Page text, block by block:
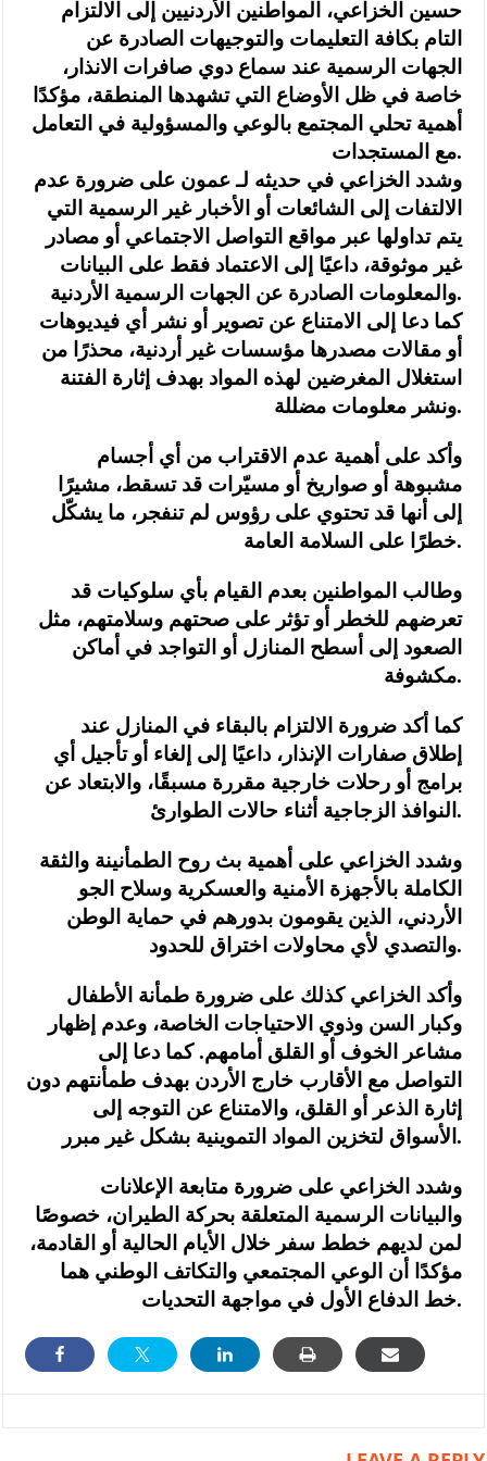
حسين الخزاعي، المواطنين الأردنيين إلى الالتزام
التام بكافة التعليمات والتوجيهات الصادرة عن
الجهات الرسمية عند سماع دوي صافرات الانذار،
خاصة في ظل الأوضاع التي تشهدها المنطقة، مؤكدًا
أهمية تحلي المجتمع بالوعي والمسؤولية في التعامل
مع المستجدات.
وشدد الخزاعي في حديثه لـ عمون على ضرورة عدم
الالتفات إلى الشائعات أو الأخبار غير الرسمية التي
يتم تداولها عبر مواقع التواصل الاجتماعي أو مصادر
غير موثوقة، داعيًا إلى الاعتماد فقط على البيانات
والمعلومات الصادرة عن الجهات الرسمية الأردنية.
كما دعا إلى الامتناع عن تصوير أو نشر أي فيديوهات
أو مقالات مصدرها مؤسسات غير أردنية، محذرًا من
استغلال المغرضين لهذه المواد بهدف إثارة الفتنة
ونشر معلومات مضللة.
وأكد على أهمية عدم الاقتراب من أي أجسام
مشبوهة أو صواريخ أو مسيّرات قد تسقط، مشيرًا
إلى أنها قد تحتوي على رؤوس لم تنفجر، ما يشكّل
خطرًا على السلامة العامة.
وطالب المواطنين بعدم القيام بأي سلوكيات قد
تعرضهم للخطر أو تؤثر على صحتهم وسلامتهم، مثل
الصعود إلى أسطح المنازل أو التواجد في أماكن
مكشوفة.
كما أكد ضرورة الالتزام بالبقاء في المنازل عند
إطلاق صفارات الإنذار، داعيًا إلى إلغاء أو تأجيل أي
برامج أو رحلات خارجية مقررة مسبقًا، والابتعاد عن
النوافذ الزجاجية أثناء حالات الطوارئ.
وشدد الخزاعي على أهمية بث روح الطمأنينة والثقة
الكاملة بالأجهزة الأمنية والعسكرية وسلاح الجو
الأردني، الذين يقومون بدورهم في حماية الوطن
والتصدي لأي محاولات اختراق للحدود.
وأكد الخزاعي كذلك على ضرورة طمأنة الأطفال
وكبار السن وذوي الاحتياجات الخاصة، وعدم إظهار
مشاعر الخوف أو القلق أمامهم. كما دعا إلى
التواصل مع الأقارب خارج الأردن بهدف طمأنتهم دون
إثارة الذعر أو القلق، والامتناع عن التوجه إلى
الأسواق لتخزين المواد التموينية بشكل غير مبرر.
وشدد الخزاعي على ضرورة متابعة الإعلانات
والبيانات الرسمية المتعلقة بحركة الطيران، خصوصًا
لمن لديهم خطط سفر خلال الأيام الحالية أو القادمة،
مؤكدًا أن الوعي المجتمعي والتكاتف الوطني هما
خط الدفاع الأول في مواجهة التحديات.